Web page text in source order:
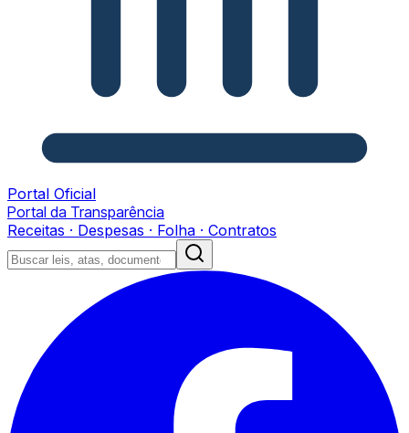
Portal Oficial
Portal da Transparência
Receitas · Despesas · Folha · Contratos